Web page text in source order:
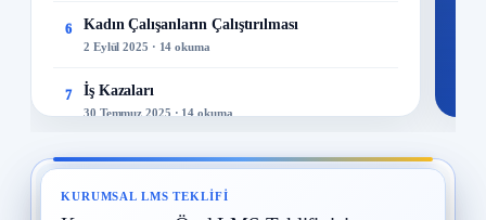
6 Kadın Çalışanların Çalıştırılması
2 Eylül 2025 · 14 okuma
7 İş Kazaları
30 Temmuz 2025 · 14 okuma
8 Yangın ve Gazlar
KURUMSAL LMS TEKLIFI